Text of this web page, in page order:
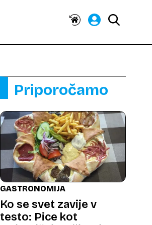
Priporočamo
GASTRONOMIJA
Ko se svet zavije v
testo: Pice kot